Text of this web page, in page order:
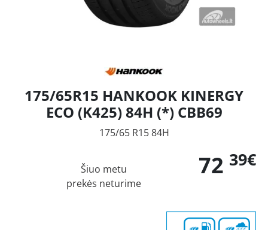
175/65R15 HANKOOK KINERGY
ECO (K425) 84H (*) CBB69
175/65 R15 84H
72 39€
Šiuo metu
prekės neturime